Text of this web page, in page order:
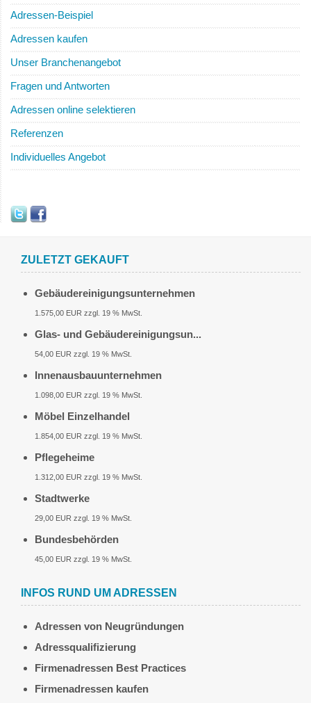
Adressen-Beispiel
Adressen kaufen
Unser Branchenangebot
Fragen und Antworten
Adressen online selektieren
Referenzen
Individuelles Angebot
ZULETZT GEKAUFT
Gebäudereinigungsunternehmen
1.575,00 EUR zzgl. 19 % MwSt.
Glas- und Gebäudereinigungsun...
54,00 EUR zzgl. 19 % MwSt.
Innenausbauunternehmen
1.098,00 EUR zzgl. 19 % MwSt.
Möbel Einzelhandel
1.854,00 EUR zzgl. 19 % MwSt.
Pflegeheime
1.312,00 EUR zzgl. 19 % MwSt.
Stadtwerke
29,00 EUR zzgl. 19 % MwSt.
Bundesbehörden
45,00 EUR zzgl. 19 % MwSt.
INFOS RUND UM ADRESSEN
Adressen von Neugründungen
Adressqualifizierung
Firmenadressen Best Practices
Firmenadressen kaufen